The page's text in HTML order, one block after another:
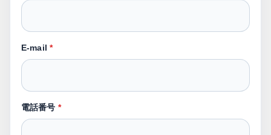
E-mail *
電話番号 *